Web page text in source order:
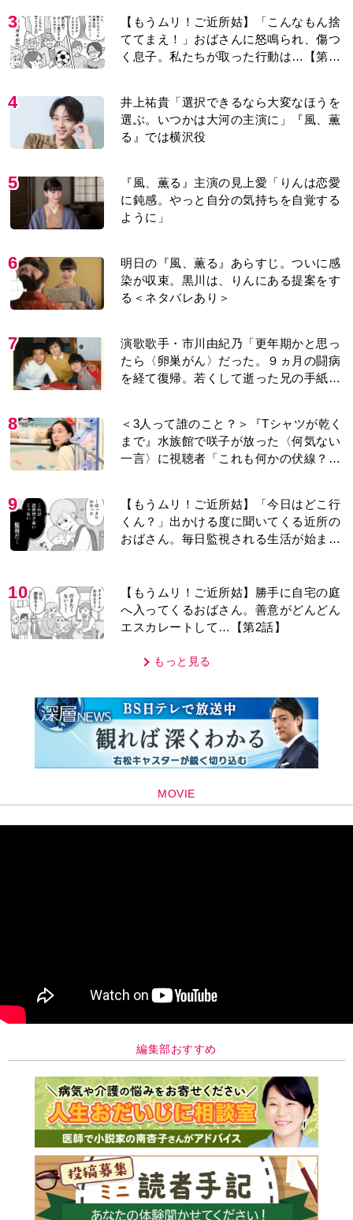
3
【もうムリ！ご近所姑】「こんなもん捨
ててまえ！」おばさんに怒鳴られ、傷つ
く息子。私たちが取った行動は…【第3
4
井上祐貴「選択できるなら大変なほうを
選ぶ。いつかは大河の主演に」『風、薫
る』では横沢役
5
『風、薫る』主演の見上愛「りんは恋愛
に鈍感。やっと自分の気持ちを自覚する
ように」
6
明日の『風、薫る』あらすじ。ついに感
染が収束。黒川は、りんにある提案をす
る＜ネタバレあり＞
7
演歌歌手・市川由紀乃「更年期かと思っ
たら〈卵巣がん〉だった。９ヵ月の闘病
を経て復帰。若くして逝った兄の手紙を
8
＜3人って誰のこと？＞『Tシャツが乾く
まで』水族館で咲子が放った〈何気ない
一言〉に視聴者「これも何かの伏線？」
9
【もうムリ！ご近所姑】「今日はどこ行
くん？」出かける度に聞いてくる近所の
おばさん。毎日監視される生活が始ま
10
【もうムリ！ご近所姑】勝手に自宅の庭
へ入ってくるおばさん。善意がどんどん
エスカレートして…【第2話】
もっと見る
MOVIE
編集部おすすめ